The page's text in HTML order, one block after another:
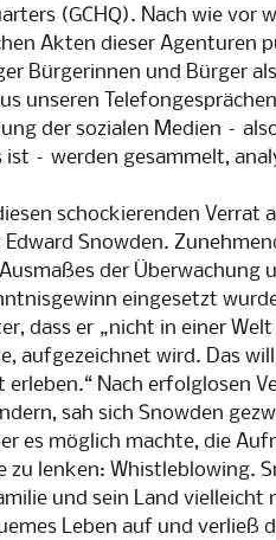
1
(GCHQ). Nach wie vor
Akten dieser Agenturen
Bürgerinnen und Bürger
unseren
der sozialen Medien –
ist – werden gesammelt,
schockierenden Verrat
Snowden.
der Überwachung
eingesetzt
dass er „nicht in einer
aufgezeichnet wird. Das
Nach erfolglosen
sah sich Snowden
es möglich machte, die
zu lenken: Whistleblowing.
und sein Land vielleicht
Leben auf und verließ